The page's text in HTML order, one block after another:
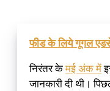
फीड के लिये गूगल
निरंतर केमई अंक में
जानकारी दी थी।